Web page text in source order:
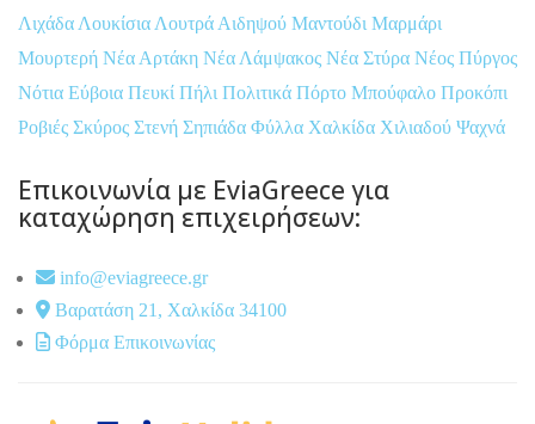
Λιχάδα Λουκίσια Λουτρά Αιδηψού Μαντούδι Μαρμάρι
Μουρτερή Νέα Αρτάκη Νέα Λάμψακος Νέα Στύρα Νέος Πύργος
Νότια Εύβοια Πευκί Πήλι Πολιτικά Πόρτο Μπούφαλο Προκόπι
Ροβιές Σκύρος Στενή Σηπιάδα Φύλλα Χαλκίδα Χιλιαδού Ψαχνά
Επικοινωνία με EviaGreece για
καταχώρηση επιχειρήσεων:
info@eviagreece.gr
Βαρατάση 21, Χαλκίδα 34100
Φόρμα Επικοινωνίας